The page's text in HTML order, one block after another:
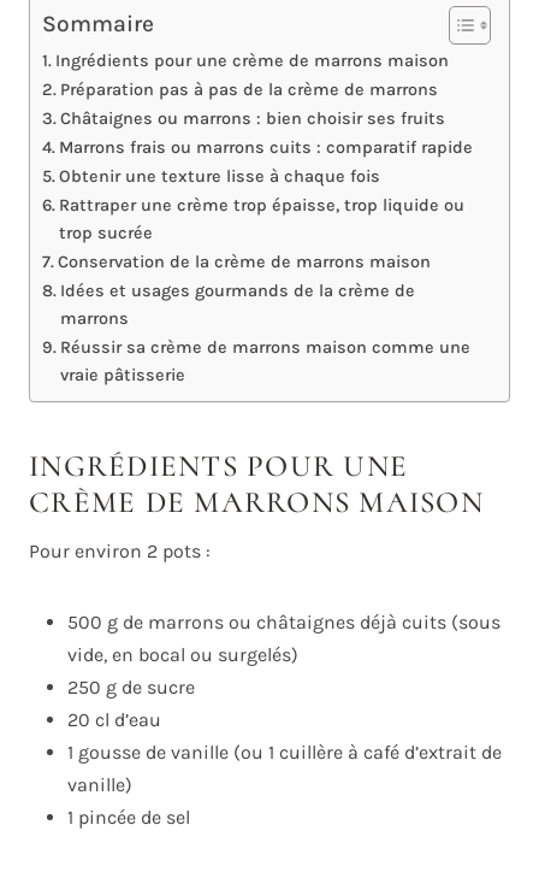
Sommaire
Ingrédients pour une crème de marrons maison
Préparation pas à pas de la crème de marrons
Châtaignes ou marrons : bien choisir ses fruits
Marrons frais ou marrons cuits : comparatif rapide
Obtenir une texture lisse à chaque fois
Rattraper une crème trop épaisse, trop liquide ou
trop sucrée
Conservation de la crème de marrons maison
Idées et usages gourmands de la crème de
marrons
Réussir sa crème de marrons maison comme une
vraie pâtisserie
INGRÉDIENTS POUR UNE
CRÈME DE MARRONS MAISON
Pour environ 2 pots :
500 g de marrons ou châtaignes déjà cuits (sous
vide, en bocal ou surgelés)
250 g de sucre
20 cl d’eau
1 gousse de vanille (ou 1 cuillère à café d’extrait de
vanille)
1 pincée de sel